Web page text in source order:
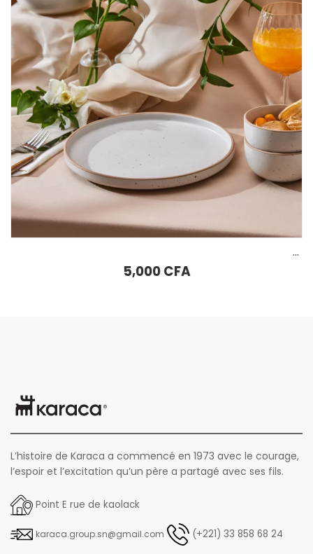
AJOUTER AU PANIER
Plat de service rond à 5 compartiments Karaca Carmen Perla 27 cm
10,000CFA
L’histoire de Karaca a commencé en 1973 avec le courage,
l’espoir et l’excitation qu’un père a partagé avec ses fils.
Point E rue de kaolack
karaca.group.sn@gmail.com (+221) 33 858 68 24